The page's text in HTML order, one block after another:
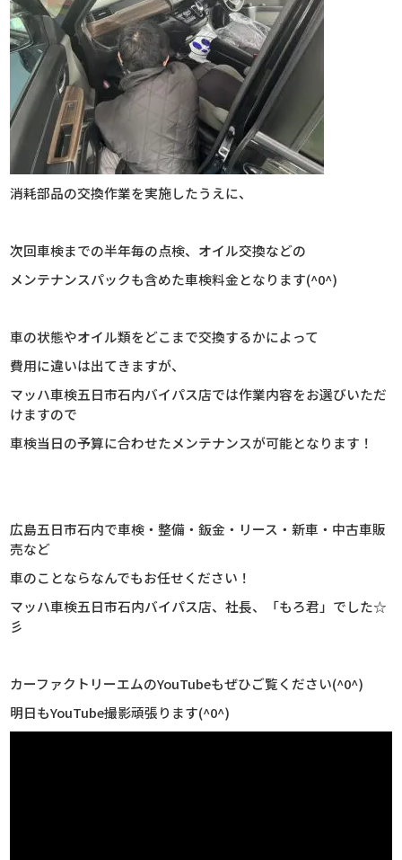
消耗部品の交換作業を実施したうえに、
次回車検までの半年毎の点検、オイル交換などの
メンテナンスパックも含めた車検料金となります(^0^)
車の状態やオイル類をどこまで交換するかによって
費用に違いは出てきますが、
マッハ車検五日市石内バイパス店では作業内容をお選びいただ
けますので
車検当日の予算に合わせたメンテナンスが可能となります！
広島五日市石内で車検・整備・鈑金・リース・新車・中古車販
売など
車のことならなんでもお任せください！
マッハ車検五日市石内バイパス店、社長、
「もろ君」でした☆
彡
カーファクトリーエムのYouTubeもぜひご覧ください(^0^)
明日もYouTube撮影頑張ります(^0^)